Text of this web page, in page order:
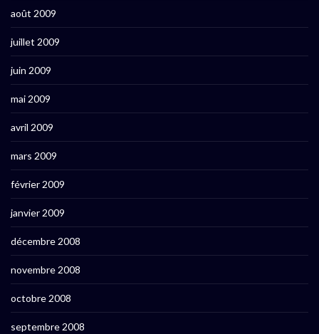
août 2009
juillet 2009
juin 2009
mai 2009
avril 2009
mars 2009
février 2009
janvier 2009
décembre 2008
novembre 2008
octobre 2008
septembre 2008